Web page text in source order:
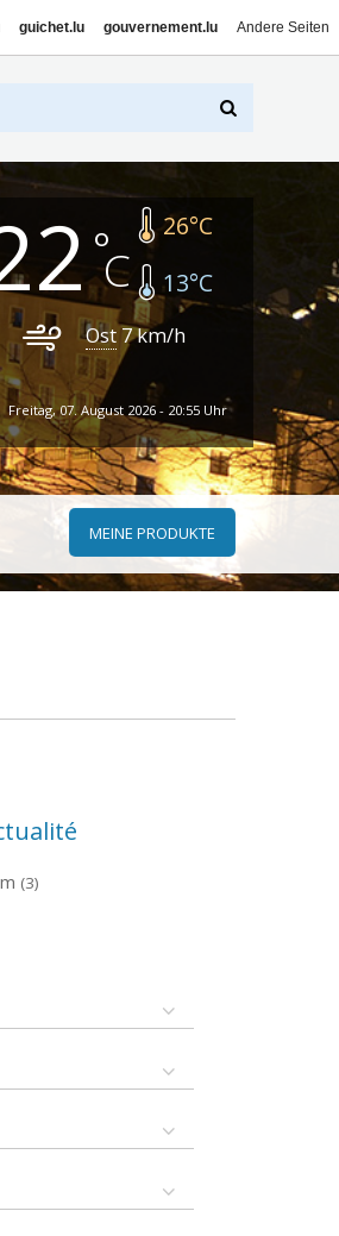
guichet.lu gouvernement.lu Andere Seiten
26°C
13°C
Ost7km/h
Freitag, 07. August 2026 - 20:55 Uhr
MEINE PRODUKTE
(3)